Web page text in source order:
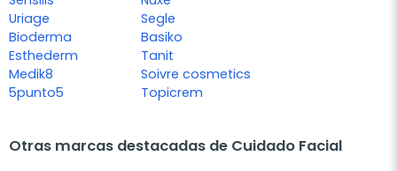
Uriage
Bioderma
Esthederm
Medik8
5punto5
Segle
Basiko
Tanit
Soivre cosmetics
Topicrem
Otras marcas destacadas de Cuidado Facial